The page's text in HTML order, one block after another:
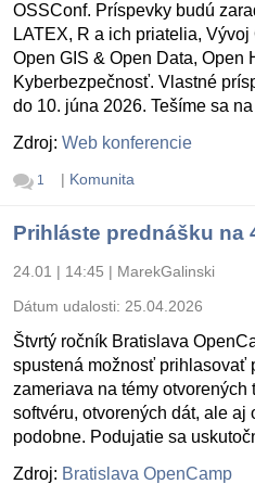
OSSConf. Príspevky budú
LATEX, R a ich priatelia,
Open GIS & Open Data, Open
Kyberbezpečnosť. Vlastné
do 10. júna 2026. Tešíme sa
Zdroj: Web konferencie
1 | Komunita
Prihláste prednášku na
24.01 | 14:45 | MarekGalinski
Dátum udalosti: 25.04.2026
Štvrtý ročník Bratislava
spustená možnosť prihlasovať
zameriava na témy
softvéru, otvorených dát, ale aj
podobne. Podujatie sa
Zdroj: Bratislava OpenCamp